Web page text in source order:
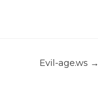
Evil-age.ws →